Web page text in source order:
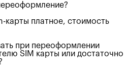
платное, стоимость
при переоформлении
SIM карты или достаточно